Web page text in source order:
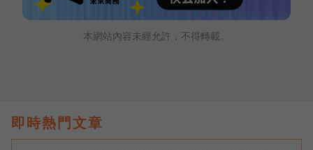
本網站內容未經允許，不得轉載。
即時熱門文章